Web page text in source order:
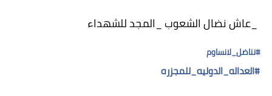
_عاش نضال الشعوب _المجد للشهداء
#نناضل_لانساوم
#العداله_الدوليه_للمجزره